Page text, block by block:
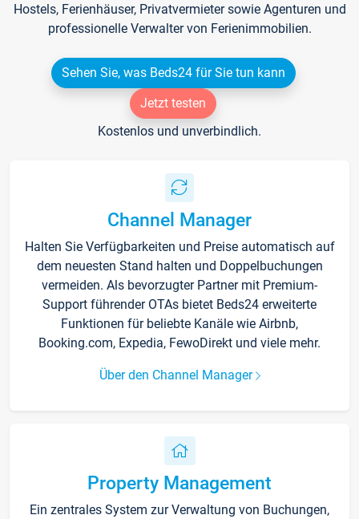
Hostels, Ferienhäuser, Privatvermieter sowie Agenturen und
professionelle Verwalter von Ferienimmobilien.
Sehen Sie, was Beds24 für Sie tun kann
Jetzt testen
Kostenlos und unverbindlich.
Channel Manager
Halten Sie Verfügbarkeiten und Preise automatisch auf
dem neuesten Stand halten und Doppelbuchungen
vermeiden. Als bevorzugter Partner mit Premium-
Support führender OTAs bietet Beds24 erweiterte
Funktionen für beliebte Kanäle wie Airbnb,
Booking.com, Expedia, FewoDirekt und viele mehr.
Über den Channel Manager
Property Management
Ein zentrales System zur Verwaltung von Buchungen,